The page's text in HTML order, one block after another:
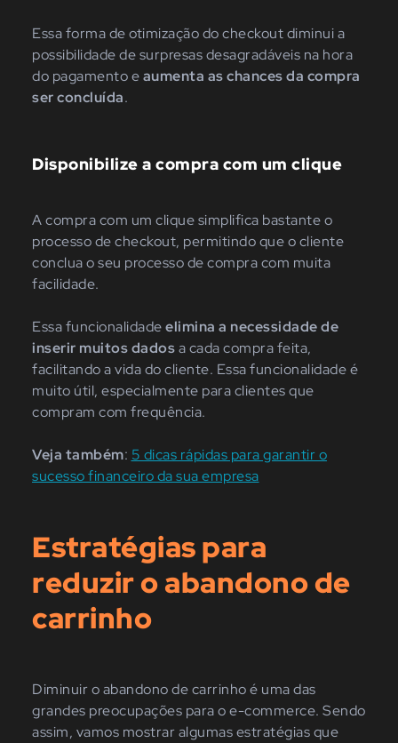
Essa forma de otimização do checkout diminui a
possibilidade de surpresas desagradáveis na hora
do pagamento eaumenta as chances da compra
ser concluída.
Disponibilize a compra com um clique
A compra com um clique simplifica bastante o
processo de checkout, permitindo que o cliente
conclua o seu processo de compra com muita
facilidade.
Essa funcionalidadeelimina a necessidade de
inserir muitos dadosa cada compra feita,
facilitando a vida do cliente. Essa funcionalidade é
muito útil, especialmente para clientes que
compram com frequência.
Veja também: 5 dicas rápidas para garantir o
sucesso financeiro da sua empresa
Estratégias para
reduzir o abandono de
carrinho
Diminuir o abandono de carrinho é uma das
grandes preocupações para o e-commerce. Sendo
assim, vamos mostrar algumas estratégias que